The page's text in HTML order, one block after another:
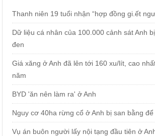
Thanh niên 19 tuổi nhận “hợp đồng gi.ết
Dữ liệu cá nhân của 100.000 cảnh sát Anh
đen
Giá xăng ở Anh đã lên tới 160 xu/lít, cao
năm
BYD 'ăn nên làm ra' ở Anh
Nguy cơ 40ha rừng cổ ở Anh bị san bằng
Vụ án buôn người lấy nội tạng đầu tiên ở